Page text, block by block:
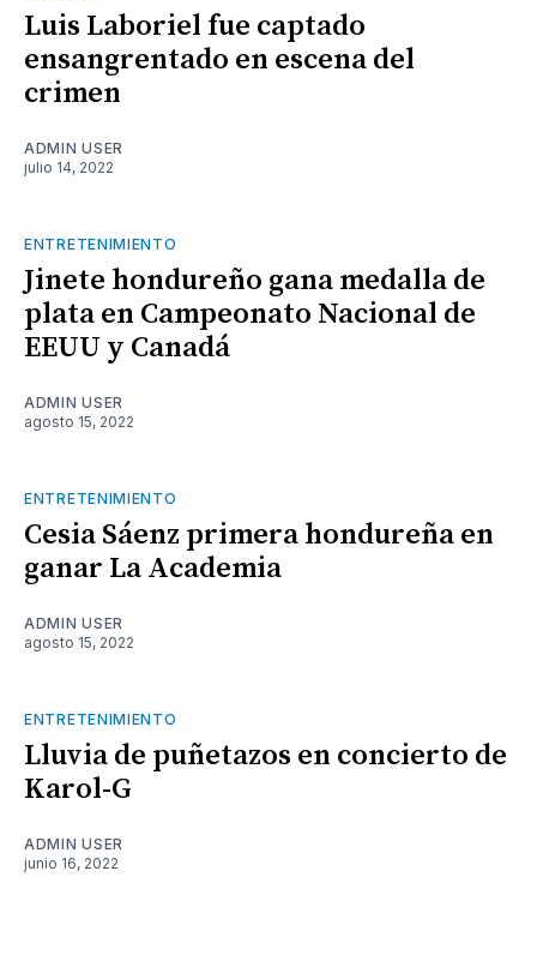
Luis Laboriel fue captado
ensangrentado en escena del
crimen
ADMIN USER
julio 14, 2022
ENTRETENIMIENTO
Jinete hondureño gana medalla de
plata en Campeonato Nacional de
EEUU y Canadá
ADMIN USER
agosto 15, 2022
ENTRETENIMIENTO
Cesia Sáenz primera hondureña en
ganar La Academia
ADMIN USER
agosto 15, 2022
ENTRETENIMIENTO
Lluvia de puñetazos en concierto de
Karol-G
ADMIN USER
junio 16, 2022